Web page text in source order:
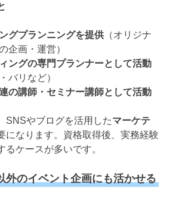
グプランニングを提供 （オリジナ
企画・運営）
ングの専門プランナーとして活動
バリなど）
の講師・セミナー講師として活動
SNSやブログを活用したマーケテ
になります。資格取得後、実務経験
るケースが多いです。
外のイベント企画にも活かせる